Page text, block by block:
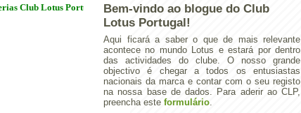
Lotus Portugal
Bem-vindo ao blogue do Club
Lotus Portugal!
Aqui ficará a saber o que de mais relevante
acontece no mundo Lotus e estará por dentro
das actividades do clube. O nosso grande
objectivo é chegar a todos os entusiastas
nacionais da marca e contar com o seu registo
na nossa base de dados. Para aderir ao CLP,
preencha este formulário.